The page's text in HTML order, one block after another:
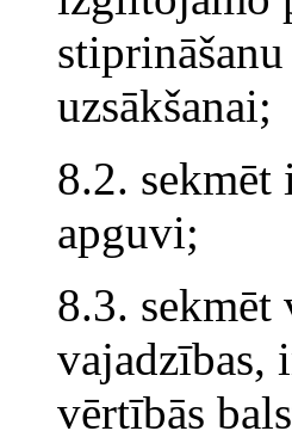
uzsākšanai;
8.2.
apguvi;
8.3.
vajadzības,
vērtībās